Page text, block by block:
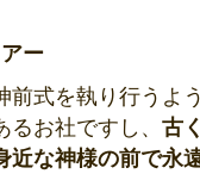
ー
前式を執り行うよ
お社ですし、 古
近な神様の前で永